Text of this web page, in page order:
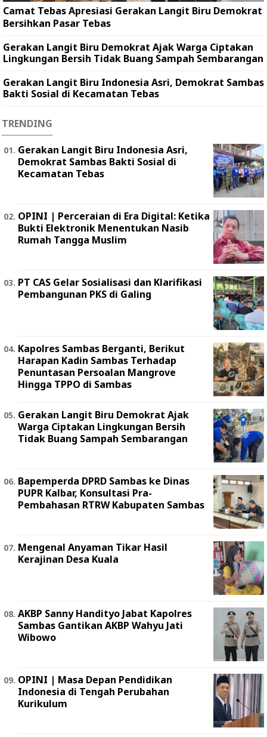
Camat Tebas Apresiasi Gerakan Langit Biru Demokrat
Bersihkan Pasar Tebas
Gerakan Langit Biru Demokrat Ajak Warga Ciptakan
Lingkungan Bersih Tidak Buang Sampah Sembarangan
Gerakan Langit Biru Indonesia Asri, Demokrat Sambas
Bakti Sosial di Kecamatan Tebas
TRENDING
Gerakan Langit Biru Indonesia Asri,
Demokrat Sambas Bakti Sosial di
Kecamatan Tebas
OPINI | Perceraian di Era Digital: Ketika
Bukti Elektronik Menentukan Nasib
Rumah Tangga Muslim
PT CAS Gelar Sosialisasi dan Klarifikasi
Pembangunan PKS di Galing
Kapolres Sambas Berganti, Berikut
Harapan Kadin Sambas Terhadap
Penuntasan Persoalan Mangrove
Hingga TPPO di Sambas
Gerakan Langit Biru Demokrat Ajak
Warga Ciptakan Lingkungan Bersih
Tidak Buang Sampah Sembarangan
Bapemperda DPRD Sambas ke Dinas
PUPR Kalbar, Konsultasi Pra-
Pembahasan RTRW Kabupaten Sambas
Mengenal Anyaman Tikar Hasil
Kerajinan Desa Kuala
AKBP Sanny Handityo Jabat Kapolres
Sambas Gantikan AKBP Wahyu Jati
Wibowo
OPINI | Masa Depan Pendidikan
Indonesia di Tengah Perubahan
Kurikulum